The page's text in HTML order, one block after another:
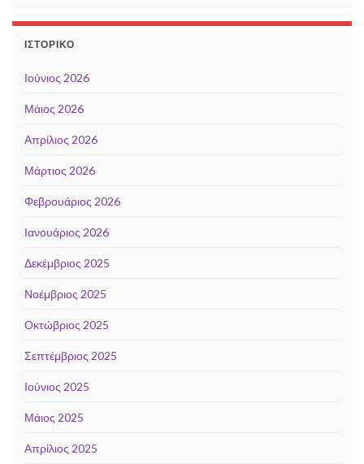
ΙΣΤΟΡΙΚΌ
Ιούνιος 2026
Μάιος 2026
Απρίλιος 2026
Μάρτιος 2026
Φεβρουάριος 2026
Ιανουάριος 2026
Δεκέμβριος 2025
Νοέμβριος 2025
Οκτώβριος 2025
Σεπτέμβριος 2025
Ιούνιος 2025
Μάιος 2025
Απρίλιος 2025